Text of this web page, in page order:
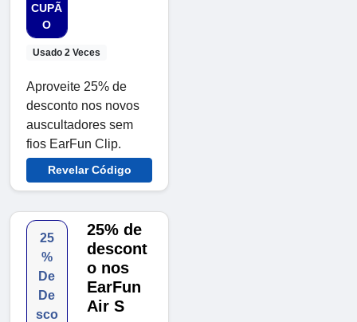
CUPÃ
O
Usado 2 Veces
Aproveite 25% de
desconto nos novos
auscultadores sem
fios EarFun Clip.
Revelar Código
25
%
De
De
sco
25% de
descont
o nos
EarFun
Air S